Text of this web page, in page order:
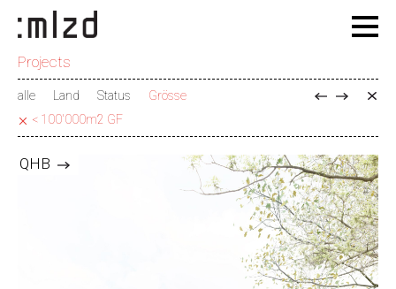
Projects
alle Land Status
Grösse
< 100'000m2 GF
QHB